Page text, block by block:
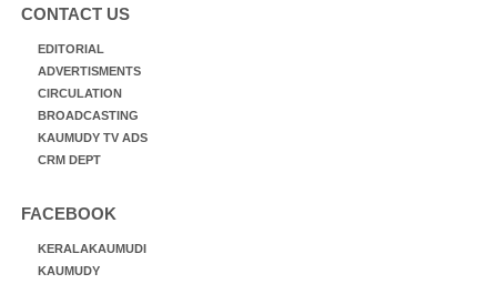
CONTACT US
EDITORIAL
ADVERTISMENTS
CIRCULATION
BROADCASTING
KAUMUDY TV ADS
CRM DEPT
FACEBOOK
KERALAKAUMUDI
KAUMUDY